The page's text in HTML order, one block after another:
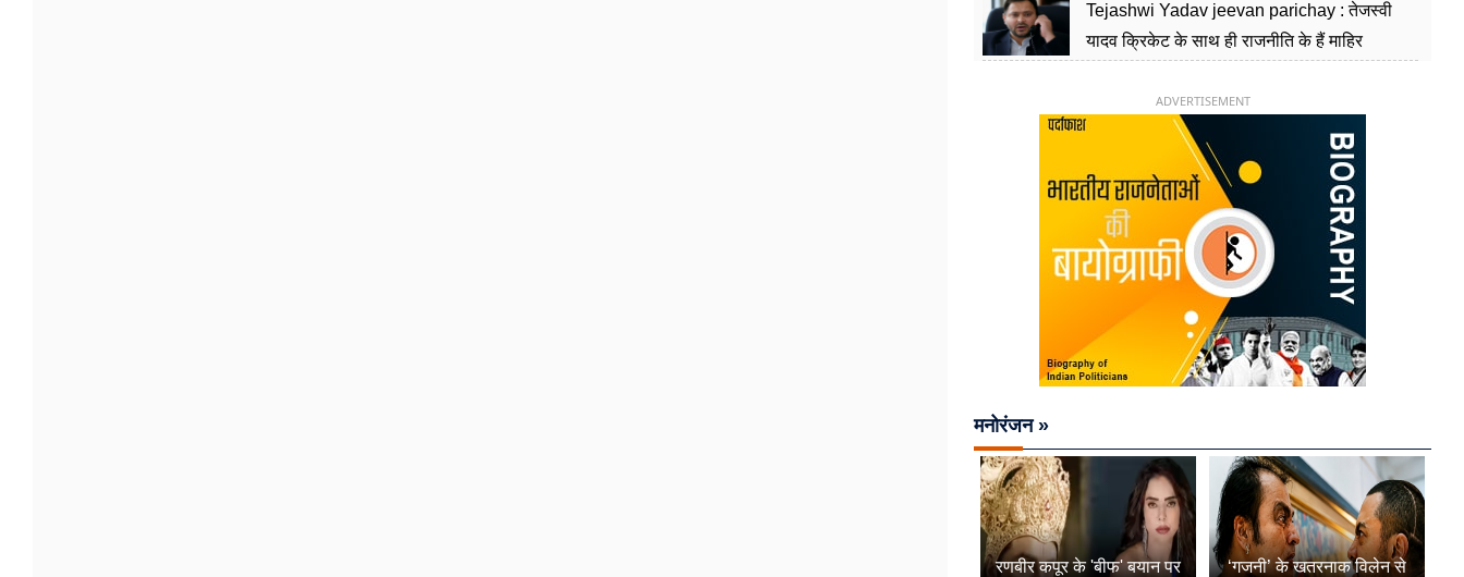
Tejashwi Yadav jeevan parichay : तेजस्वी
यादव क्रिकेट के साथ ही राजनीति के हैं माहिर
ADVERTISEMENT
मनोरंजन »
रणबीर कपूर के 'बीफ' बयान पर
‘गजनी’ के खतरनाक विलेन से